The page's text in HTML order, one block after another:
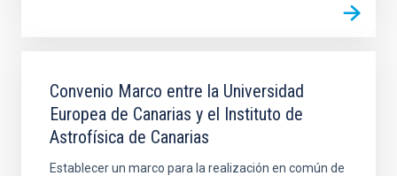
Convenio Marco entre la Universidad
Europea de Canarias y el Instituto de
Astrofísica de Canarias
Establecer un marco para la realización en común de